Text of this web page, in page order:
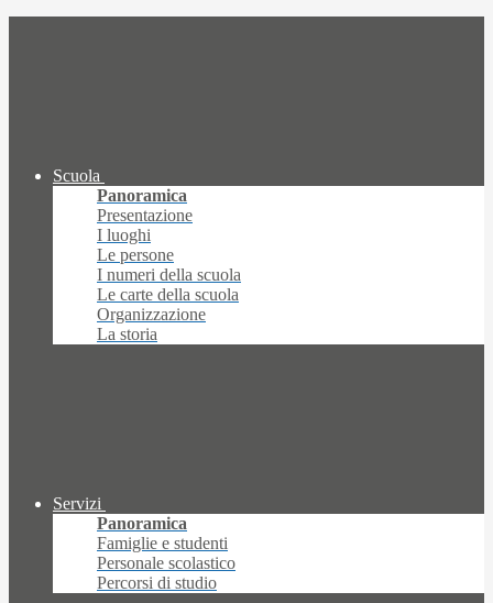
Scuola
Panoramica
Presentazione
I luoghi
Le persone
I numeri della scuola
Le carte della scuola
Organizzazione
La storia
Servizi
Panoramica
Famiglie e studenti
Personale scolastico
Percorsi di studio